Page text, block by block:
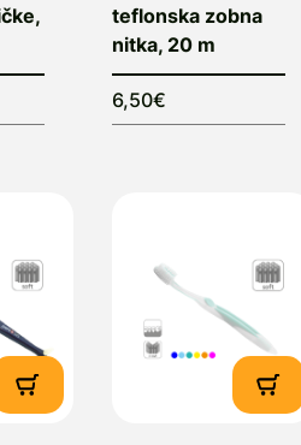
teflonska zobna
nitka, 20 m
6,50€